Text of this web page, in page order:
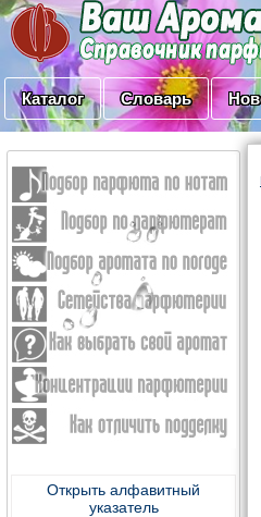
Каталог Словарь
Открыть алфавитный
указатель